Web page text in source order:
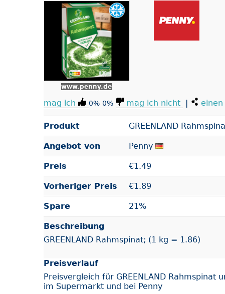
www.penny.de
mag ich 0% 0% mag ich nicht
Produkt GREENLAND
Angebot von Penny
Preis €1.49
Vorheriger Preis €1.89
Spare 21%
Beschreibung
GREENLAND Rahmspinat; (1 kg = 1.86)
Preisverlauf
Preisvergleich für GREENLAND Rahmspinat
im Supermarkt und bei Penny